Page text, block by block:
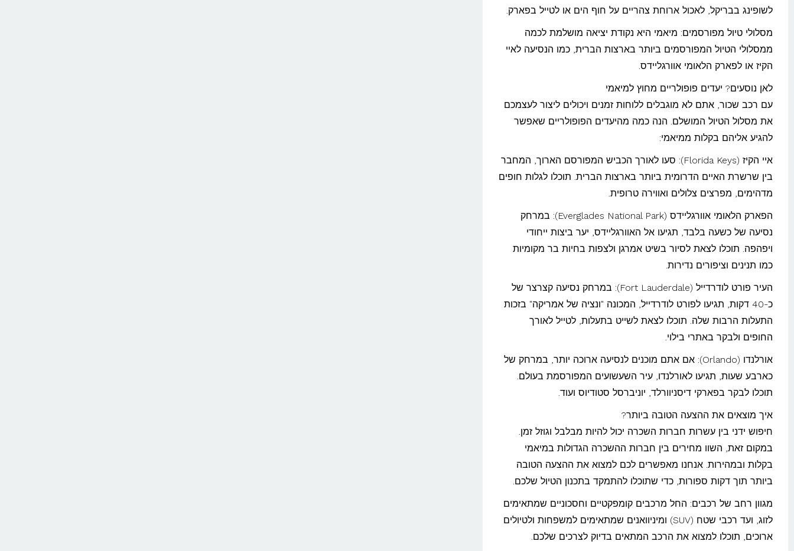
לשופינג בבריקל, לאכול ארוחת צהריים על חוף הים או לטייל בפארק.
מסלולי טיול מפורסמים: מיאמי היא נקודת יציאה מושלמת לכמה
ממסלולי הטיול המפורסמים ביותר בארצות הברית, כמו הנסיעה לאיי
הקיז או לפארק הלאומי אוורגליידס.
לאן נוסעים? יעדים פופולריים מחוץ למיאמי
עם רכב שכור, אתם לא מוגבלים ללוחות זמנים ויכולים ליצור לעצמכם
את מסלול הטיול המושלם. הנה כמה מהיעדים הפופולריים שאפשר
להגיע אליהם בקלות ממיאמי:
איי הקיז (Florida Keys): סעו לאורך הכביש המפורסם הארוך, המחבר
בין שרשרת האיים הדרומית ביותר בארצות הברית. תוכלו לגלות חופים
מדהימים, מפרצים צלולים ואווירה טרופית.
הפארק הלאומי אוורגליידס (Everglades National Park): במרחק
נסיעה של כשעה בלבד, תגיעו אל האוורגליידס, יער ביצות ייחודי
ויפהפה. תוכלו לצאת לסיור בשיט אמרגן ולצפות בחיות בר מקומיות
כמו תנינים וציפורים נדירות.
העיר פורט לודרדייל (Fort Lauderdale): במרחק נסיעה קצרצר של
כ-40 דקות, תגיעו לפורט לודרדייל, המכונה "ונציה של אמריקה" בזכות
התעלות הרבות שלה. תוכלו לצאת לשייט בתעלות, לטייל לאורך
החופים ולבקר באתרי בילוי.
אורלנדו (Orlando): אם אתם מוכנים לנסיעה ארוכה יותר, במרחק של
כארבע שעות, תגיעו לאורלנדו, עיר השעשועים המפורסמת בעולם.
תוכלו לבקר בפארקי דיסניוורלד, יוניברסל סטודיוס ועוד.
איך מוצאים את ההצעה הטובה ביותר?
חיפוש ידני בין עשרות חברות השכרה יכול להיות מבלבל וגוזל זמן.
במקום זאת, השוו מחירים בין חברות ההשכרה הגדולות במיאמי
בקלות ובמהירות. אנחנו מאפשרים לכם למצוא את ההצעה הטובה
ביותר תוך דקות ספורות, כדי שתוכלו להתמקד בתכנון הטיול שלכם.
מגוון רחב של רכבים: החל מרכבים קומפקטיים וחסכוניים שמתאימים
לזוג, ועד רכבי שטח (SUV) ומיניוואנים שמתאימים למשפחות ולטיולים
ארוכים, תוכלו למצוא את הרכב המתאים בדיוק לצרכים שלכם.